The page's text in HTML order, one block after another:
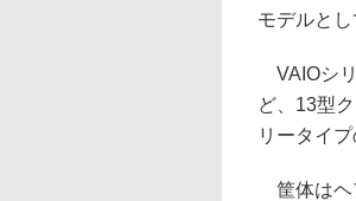
モデルと
VAIOシ
ど、13型
リータイ
筐体はヘ